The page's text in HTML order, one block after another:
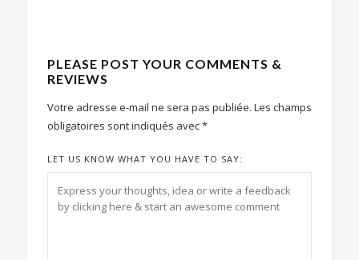
PLEASE POST YOUR COMMENTS &
REVIEWS
Votre adresse e-mail ne sera pas publiée. Les champs
obligatoires sont indiqués avec*
LET US KNOW WHAT YOU HAVE TO SAY: